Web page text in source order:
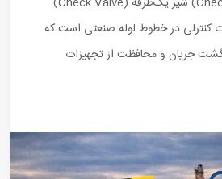
کنترلی در خطوط لوله صنعتی است که
جریان و محافظت از تجهیزات